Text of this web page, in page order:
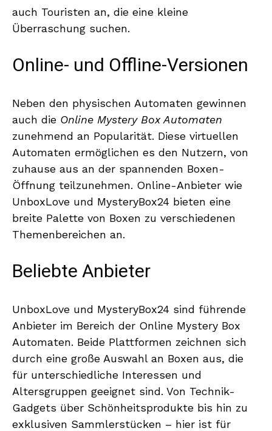
auch Touristen an, die eine kleine
Überraschung suchen.
Online- und Offline-Versionen
Neben den physischen Automaten gewinnen
auch die Online Mystery Box Automaten
zunehmend an Popularität. Diese virtuellen
Automaten ermöglichen es den Nutzern, von
zuhause aus an der spannenden Boxen-
Öffnung teilzunehmen. Online-Anbieter wie
UnboxLove und MysteryBox24 bieten eine
breite Palette von Boxen zu verschiedenen
Themenbereichen an.
Beliebte Anbieter
UnboxLove und MysteryBox24 sind führende
Anbieter im Bereich der Online Mystery Box
Automaten. Beide Plattformen zeichnen sich
durch eine große Auswahl an Boxen aus, die
für unterschiedliche Interessen und
Altersgruppen geeignet sind. Von Technik-
Gadgets über Schönheitsprodukte bis hin zu
exklusiven Sammlerstücken – hier ist für